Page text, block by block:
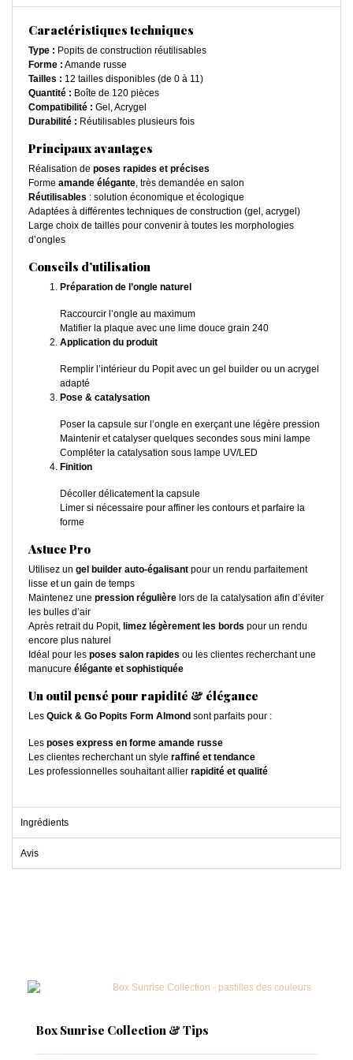
Caractéristiques techniques
Type : Popits de construction réutilisables
Forme : Amande russe
Tailles : 12 tailles disponibles (de 0 à 11)
Quantité : Boîte de 120 pièces
Compatibilité : Gel, Acrygel
Durabilité : Réutilisables plusieurs fois
Principaux avantages
Réalisation de poses rapides et précises
Forme amande élégante, très demandée en salon
Réutilisables : solution économique et écologique
Adaptées à différentes techniques de construction (gel, acrygel)
Large choix de tailles pour convenir à toutes les morphologies
d’ongles
Conseils d’utilisation
Préparation de l’ongle naturel
Raccourcir l’ongle au maximum
Matifier la plaque avec une lime douce grain 240
Application du produit
Remplir l’intérieur du Popit avec un gel builder ou un acrygel
adapté
Pose & catalysation
Poser la capsule sur l’ongle en exerçant une légère pression
Maintenir et catalyser quelques secondes sous mini lampe
Compléter la catalysation sous lampe UV/LED
Finition
Décoller délicatement la capsule
Limer si nécessaire pour affiner les contours et parfaire la
forme
Astuce Pro
Utilisez un gel builder auto-égalisant pour un rendu parfaitement
lisse et un gain de temps
Maintenez une pression régulière lors de la catalysation afin d’éviter
les bulles d’air
Après retrait du Popit, limez légèrement les bords pour un rendu
encore plus naturel
Idéal pour les poses salon rapides ou les clientes recherchant une
manucure élégante et sophistiquée
Un outil pensé pour rapidité & élégance
Les Quick & Go Popits Form Almond sont parfaits pour :
Les poses express en forme amande russe
Les clientes recherchant un style raffiné et tendance
Les professionnelles souhaitant allier rapidité et qualité
Ingrédients
Avis
Box Sunrise Collection & Tips